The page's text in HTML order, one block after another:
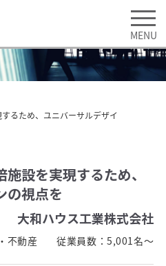
るため、ユニバーサルデザイ
設を実現するため、
の視点を
大和ハウス工業株式会社
不動産 従業員数：5,001名～